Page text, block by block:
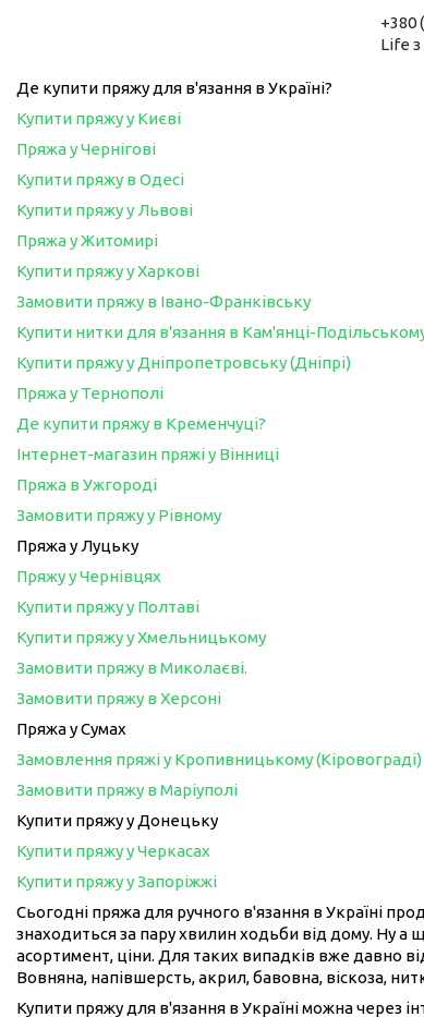
+380
Life з
Де купити пряжу для в'язання в Україні?
Купити пряжу у Києві
Пряжа у Чернігові
Купити пряжу в Одесі
Купити пряжу у Львові
Пряжа у Житомирі
Купити пряжу у Харкові
Замовити пряжу в Івано-Франківську
Купити нитки для в'язання в Кам'янці-
Купити пряжу у Дніпропетровську (Дніпрі)
Пряжа у Тернополі
Де купити пряжу в Кременчуці?
Інтернет-магазин пряжі у Вінниці
Пряжа в Ужгороді
Замовити пряжу у Рівному
Пряжа у Луцьку
Пряжу у Чернівцях
Купити пряжу у Полтаві
Купити пряжу у Хмельницькому
Замовити пряжу в Миколаєві.
Замовити пряжу в Херсоні
Пряжа у Сумах
Замовлення пряжі у Кропивницькому (Кіровограді)
Замовити пряжу в Маріуполі
Купити пряжу у Донецьку
Купити пряжу у Черкасах
Купити пряжу у Запоріжжі
Сьогодні пряжа для ручного в'язання в Україні
знаходиться за пару хвилин ходьби від дому. Ну а
асортимент, ціни. Для таких випадків вже давно
Вовняна, напівшерсть, акрил, бавовна, віскоза,
Купити пряжу для в'язання в Україні можна через